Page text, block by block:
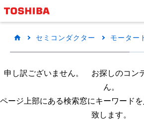
セミコンダクター モーター
申し訳ございません。 お探しのコン
ん。
ページ上部にある検索窓にキーワード
致します。